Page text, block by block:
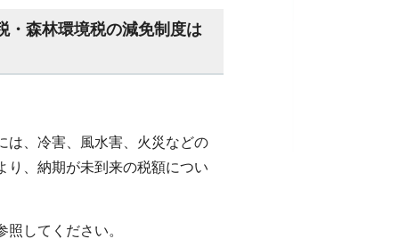
・森林環境税の減免制度は
は、冷害、風水害、火災などの
り、納期が未到来の税額につい
してください。